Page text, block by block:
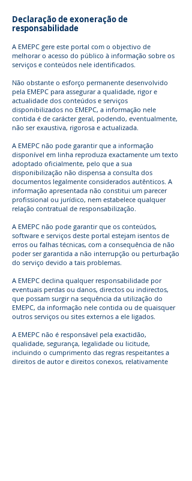
Declaração de exoneração de
responsabilidade
A EMEPC gere este portal com o objectivo de
melhorar o acesso do público à informação sobre os
serviços e conteúdos nele identificados.
Não obstante o esforço permanente desenvolvido
pela EMEPC para assegurar a qualidade, rigor e
actualidade dos conteúdos e serviços
disponibilizados no EMEPC, a informação nele
contida é de carácter geral, podendo, eventualmente,
não ser exaustiva, rigorosa e actualizada.
A EMEPC não pode garantir que a informação
disponível em linha reproduza exactamente um texto
adoptado oficialmente, pelo que a sua
disponibilização não dispensa a consulta dos
documentos legalmente considerados autênticos. A
informação apresentada não constitui um parecer
profissional ou jurídico, nem estabelece qualquer
relação contratual de responsabilização.
A EMEPC não pode garantir que os conteúdos,
software e serviços deste portal estejam isentos de
erros ou falhas técnicas, com a consequência de não
poder ser garantida a não interrupção ou perturbação
do serviço devido a tais problemas.
A EMEPC declina qualquer responsabilidade por
eventuais perdas ou danos, directos ou indirectos,
que possam surgir na sequência da utilização do
EMEPC, da informação nele contida ou de quaisquer
outros serviços ou sites externos a ele ligados.
A EMEPC não é responsável pela exactidão,
qualidade, segurança, legalidade ou licitude,
incluindo o cumprimento das regras respeitantes a
direitos de autor e direitos conexos, relativamente